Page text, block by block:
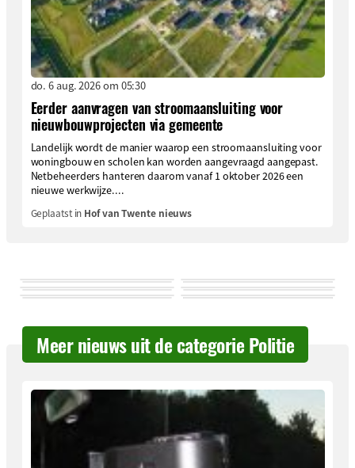
do. 6 aug. 2026 om 05:30
Eerder aanvragen van stroomaansluiting voor
nieuwbouwprojecten via gemeente
Landelijk wordt de manier waarop een stroomaansluiting voor
woningbouw en scholen kan worden aangevraagd aangepast.
Netbeheerders hanteren daarom vanaf 1 oktober 2026 een
nieuwe werkwijze....
Geplaatst in Hof van Twente nieuws
Meer nieuws uit de categorie Politie